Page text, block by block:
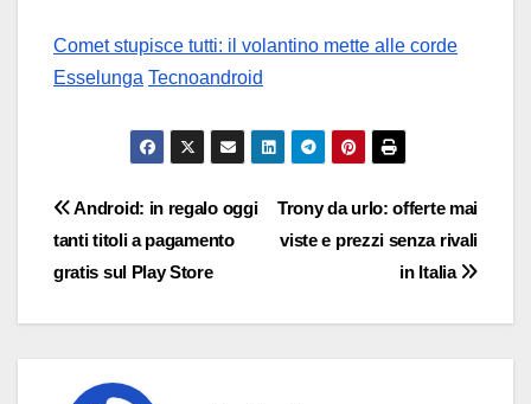
Comet stupisce tutti: il volantino mette alle corde
Esselunga Tecnoandroid
Navigazione
articoli
Trony da urlo: offerte mai
viste e prezzi senza rivali
in Italia
Android: in regalo oggi
tanti titoli a pagamento
gratis sul Play Store